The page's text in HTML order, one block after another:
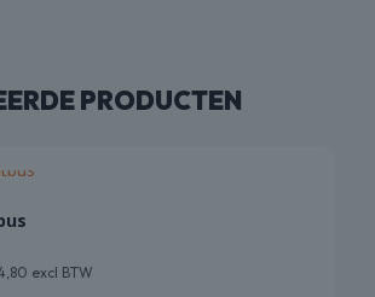
PRODUCTEN
excl BTW